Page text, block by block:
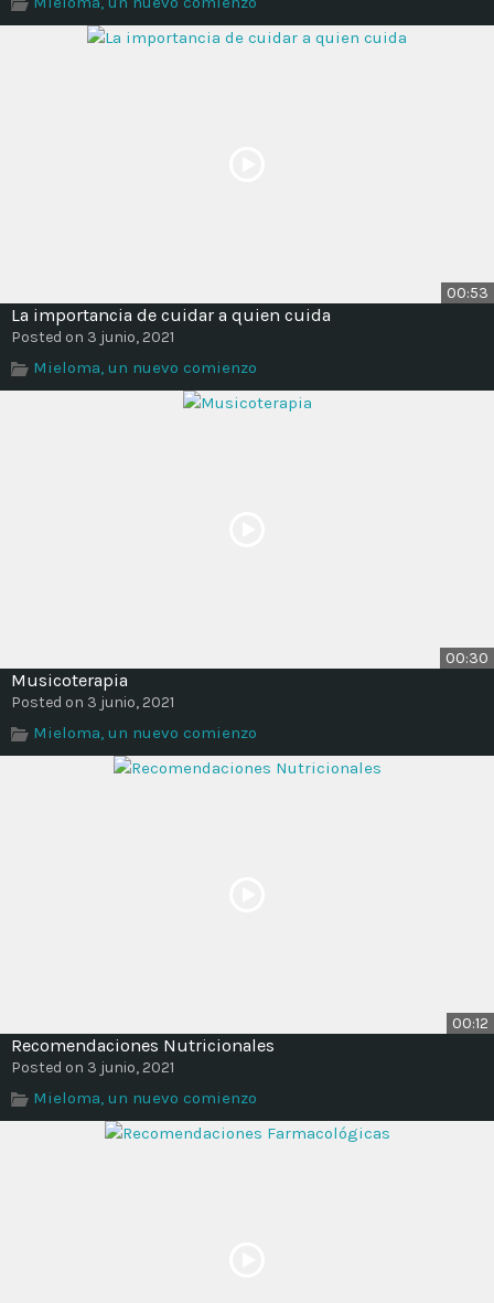
Time
00:53
La importancia de cuidar a quien cuida
Posted on 3 junio, 2021
Mieloma, un nuevo comienzo
00:30
Musicoterapia
Posted on 3 junio, 2021
Mieloma, un nuevo comienzo
00:12
Recomendaciones Nutricionales
Posted on 3 junio, 2021
Mieloma, un nuevo comienzo